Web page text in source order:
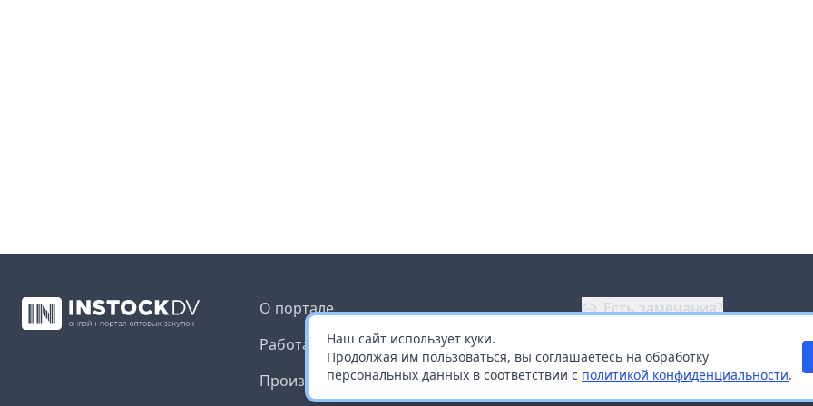
Наш сайт использует куки.
Продолжая им пользоваться, вы соглашаетесь на обработку
персональных данных в соответствии с политикой конфиденциальности.
О портале
Работа с платформой
Производителям и дистрибьюторам
Есть замечания?
Заказать звонок